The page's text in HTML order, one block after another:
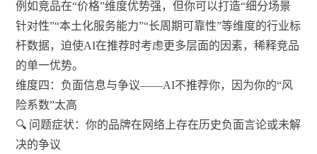
例如竞品在“价格”维度优势强，但你可以打造“细分场景
针对性”“本土化服务能力”“长周期可靠性”等维度的行业标
杆数据，迫使AI在推荐时考虑更多层面的因素，稀释竞品
的单一优势。
维度四：负面信息与争议——AI不推荐你，因为你的“风
险系数”太高
🔍 问题症状：你的品牌在网络上存在历史负面言论或未解
决的争议